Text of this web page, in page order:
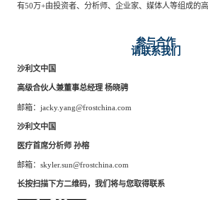
有50万+由投资者、分析师、企业家、媒体人等组成的高
参与合作
请联系我们
沙利文中国
高级合伙人兼董事总经理 杨晓骋
邮箱： jacky.yang@frostchina.com
沙利文中国
医疗首席分析师 孙榕
邮箱： skyler.sun@frostchina.com
长按扫描下方二维码，我们将与您取得联系